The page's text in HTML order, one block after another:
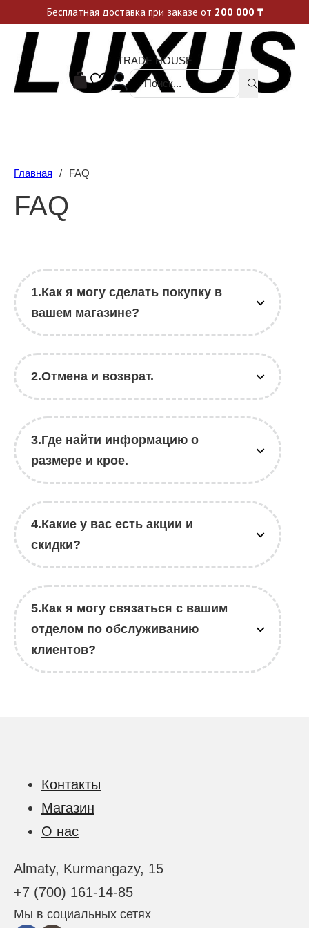
Уникальные акции и спецпредложения каждую неделю, не пропусти свой шанс
TRADE HOUSE
Поиск ...
Главная / FAQ
FAQ
1.Как я могу сделать покупку в
вашем магазине?
2.Отмена и возврат.
3.Где найти информацию о
размере и крое.
4.Какие у вас есть акции и
скидки?
5.Как я могу связаться с вашим
отделом по обслуживанию
клиентов?
Контакты
Магазин
О нас
Almaty, Kurmangazy, 15
+7 (700) 161-14-85
Мы в социальных сетях
Бесплатная доставка при заказе от 200 000 ₸